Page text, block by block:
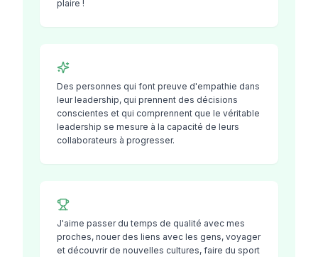
plaire !
Des personnes qui font preuve d'empathie dans
leur leadership, qui prennent des décisions
conscientes et qui comprennent que le véritable
leadership se mesure à la capacité de leurs
collaborateurs à progresser.
J'aime passer du temps de qualité avec mes
proches, nouer des liens avec les gens, voyager
et découvrir de nouvelles cultures, faire du sport